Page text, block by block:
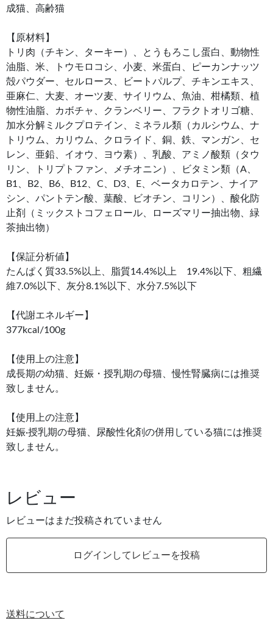
成猫、高齢猫
【原材料】
トリ肉（チキン、ターキー）、とうもろこし蛋白、動物性
油脂、米、トウモロコシ、小麦、米蛋白、ピーカンナッツ
殻パウダー、セルロース、ビートパルプ、チキンエキス、
亜麻仁、大麦、オーツ麦、サイリウム、魚油、柑橘類、植
物性油脂、カボチャ、クランベリー、フラクトオリゴ糖、
加水分解ミルクプロテイン、ミネラル類（カルシウム、ナ
トリウム、カリウム、クロライド、銅、鉄、マンガン、セ
レン、亜鉛、イオウ、ヨウ素）、乳酸、アミノ酸類（タウ
リン、トリプトファン、メチオニン）、ビタミン類（A、
B1、B2、B6、B12、C、D3、E、ベータカロテン、ナイア
シン、パントテン酸、葉酸、ビオチン、コリン）、酸化防
止剤（ミックストコフェロール、ローズマリー抽出物、緑
茶抽出物）
【保証分析値】
たんぱく質33.5%以上、脂質14.4%以上 19.4%以下、粗繊
維7.0%以下、灰分8.1%以下、水分7.5%以下
【代謝エネルギー】
377kcal/100g
【使用上の注意】
成長期の幼猫、妊娠・授乳期の母猫、慢性腎臓病には推奨
致しません。
【使用上の注意】
妊娠·授乳期の母猫、尿酸性化剤の併用している猫には推奨
致しません。
レビュー
レビューはまだ投稿されていません
ログインしてレビューを投稿
送料について